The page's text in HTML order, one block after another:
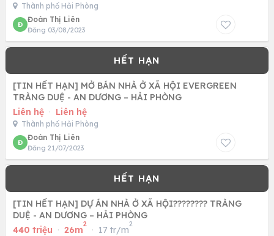
Thành phố Hải Phòng
Đ
Đoàn Thị Liên
Đăng 03/08/2023
[TIN HẾT HẠN] MỞ BÁN NHÀ Ở XÃ HỘI EVERGREEN
TRÀNG DUỆ - AN DƯƠNG – HẢI PHÒNG
Liên hệ · Liên hệ
Thành phố Hải Phòng
Đ
Đoàn Thị Liên
Đăng 21/07/2023
[TIN HẾT HẠN] DỰ ÁN NHÀ Ở XÃ HỘI???????? TRÀNG
DUỆ - AN DƯƠNG – HẢI PHÒNG
440 triệu · 26m
2
· 17 tr/m
2